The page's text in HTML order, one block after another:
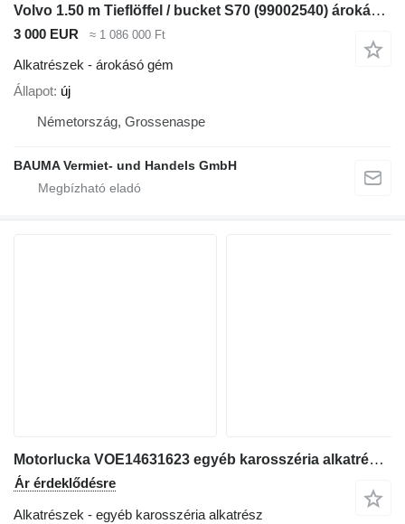
Volvo 1.50 m Tieflöffel / bucket S70 (99002540) árokásó gém
3 000 EUR ≈ 1 086 000 Ft
Alkatrészek - árokásó gém
Állapot új
Németország, Grossenaspe
BAUMA Vermiet- und Handels GmbH
Motorlucka VOE14631623 egyéb karosszéria alkatrész Volvo ECR 88 D kotrógép-hoz
Ár érdeklődésre
Alkatrészek - egyéb karosszéria alkatrész